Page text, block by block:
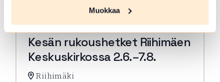
Muokkaa
Kesän rukoushetket Riihimäen
Keskuskirkossa 2.6.–7.8.
Riihimäki